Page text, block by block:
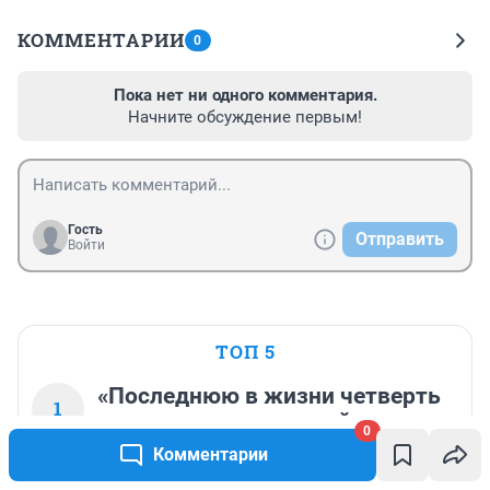
Комментарии
0
КОММЕНТАРИИ 0
Пока нет ни одного комментария.
Начните обсуждение первым!
Гость
Войти
Отправить
ТОП 5
1
«Последнюю в жизни четверть
закончил лишь с одной
четверкой». Родители
рассказали про сына, который